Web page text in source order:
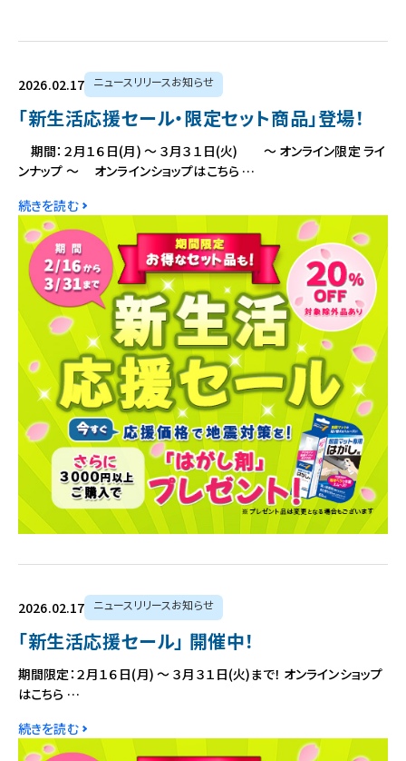
2026.02.17 ニュースリリースお知らせ
「新生活応援セール・限定セット商品」登場！
期間：２月１６日(月) ～ ３月３１日(火) ～ オンライン限定 ライ
ンナップ ～ オンラインショップはこちら …
続きを読む
2026.02.17 ニュースリリースお知らせ
「新生活応援セール」 開催中！
期間限定：２月１６日(月) ～ ３月３１日(火)まで！ オンラインショップ
はこちら …
続きを読む